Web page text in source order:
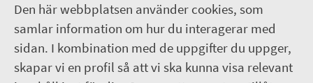
Den här webbplatsen använder cookies, som
samlar information om hur du interagerar med
sidan. I kombination med de uppgifter du uppger,
skapar vi en profil så att vi ska kunna visa relevant
Följ oss
Lediga jobb